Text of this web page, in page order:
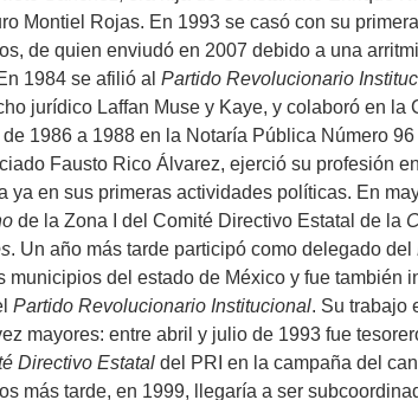
Montiel Rojas. En 1993 se casó con su
de quien enviudó en 2007 debido a una
1984 se afilió al Partido Revolucionario
jurídico Laffan Muse y Kaye, y colaboró en la
1986 a 1988 en la Notaría Pública Número
Fausto Rico Álvarez, ejerció su profesión
ya en sus primeras actividades políticas. En
de la Zona I del Comité Directivo Estatal de la
. Un año más tarde participó como delegado del
municipios del estado de México y fue también
Partido Revolucionario Institucional. Su trabajo
mayores: entre abril y julio de 1993 fue
Directivo Estatal del PRI en la campaña del
más tarde, en 1999, llegaría a ser